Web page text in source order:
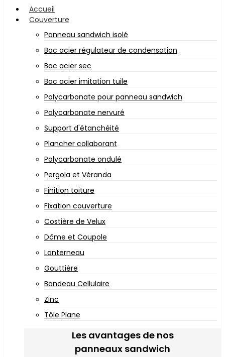
Accueil
Couverture
Panneau sandwich isolé
Bac acier régulateur de condensation
Bac acier sec
Bac acier imitation tuile
Polycarbonate pour panneau sandwich
Polycarbonate nervuré
Support d'étanchéité
Plancher collaborant
Polycarbonate ondulé
Pergola et Véranda
Finition toiture
Fixation couverture
Costière de Velux
Dôme et Coupole
Lanterneau
Gouttière
Bandeau Cellulaire
Zinc
Tôle Plane
Les avantages de nos
panneaux sandwich